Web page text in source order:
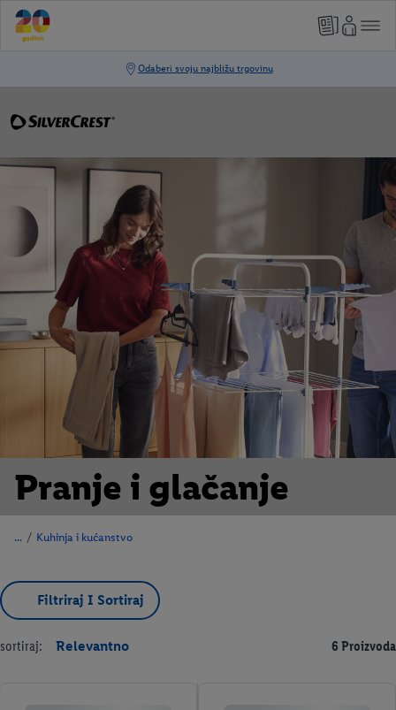
Pranje i glačanje
/ Kuhinja i kućanstvo
Filtriraj I Sortiraj
sortiraj: Relevantno 6 Proizvoda